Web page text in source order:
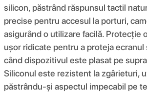
silicon, păstrând răspunsul tactil
precise pentru accesul la porturi,
asigurând o utilizare facilă. Protecție
ușor ridicate pentru a proteja ecranul
când dispozitivul este plasat pe
Siliconul este rezistent la zgârieturi,
păstrându-și aspectul impecabil pe